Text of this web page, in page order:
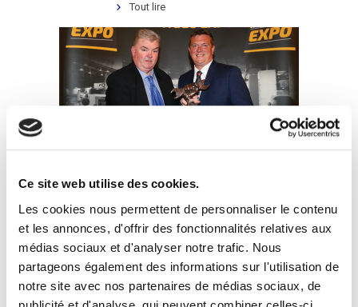
Ce site web utilise des cookies.
Les cookies nous permettent de personnaliser le contenu
et les annonces, d'offrir des fonctionnalités relatives aux
médias sociaux et d'analyser notre trafic. Nous
partageons également des informations sur l'utilisation de
notre site avec nos partenaires de médias sociaux, de
Tout lire
31
Oct
UFI MULTITUBE EST
LAURÉAT DU PRIX DU
SALON DE L’AUTO À
DUBLIN
automotive,Innovation award , UFI
MULTITUBE